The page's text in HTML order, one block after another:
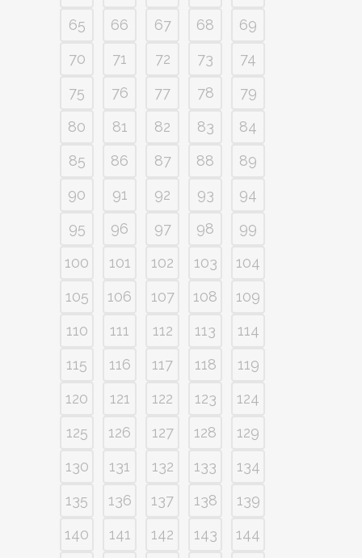
65
66 67 68
69
70
71 72 73
74
75
76 77 78
79
80
81 82 83
84
85
86 87 88
89
90
91 92 93
94
95
96 97 98
99
100
101 102 103
104
105
106 107 108
109
110
111 112 113
114
115
116 117 118
119
120
121 122 123
124
125
126 127 128
129
130
131 132 133
134
135
136 137 138
139
140
141 142 143
144